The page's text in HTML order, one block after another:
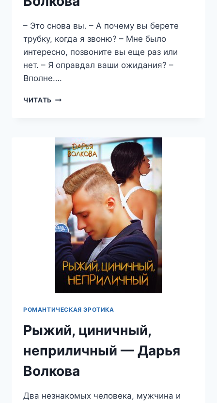
– Это снова вы. – А почему вы берете
трубку, когда я звоню? – Мне было
интересно, позвоните вы еще раз или
нет. – Я оправдал ваши ожидания? –
Вполне….
ЧИТАТЬ СКАЖИ
ПОЛНОЧЬ
—
ДАРЬЯ
ВОЛКОВА
РОМАНТИЧЕСКАЯ ЭРОТИКА
Рыжий, циничный,
неприличный — Дарья
Волкова
Два незнакомых человека, мужчина и